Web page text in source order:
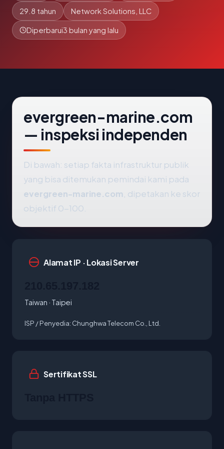
29.8 tahun Network Solutions, LLC
Diperbarui3 bulan yang lalu
evergreen-marine.com
— inspeksi independen
Di bawah: setiap fakta infrastruktur publik
yang bisa ditemukan pemindai kami pada
evergreen-marine.com , dipetakan ke skor
objektif 0-100.
Alamat IP · Lokasi Server
Taiwan · Taipei
ISP / Penyedia: Chunghwa Telecom Co., Ltd.
Sertifikat SSL